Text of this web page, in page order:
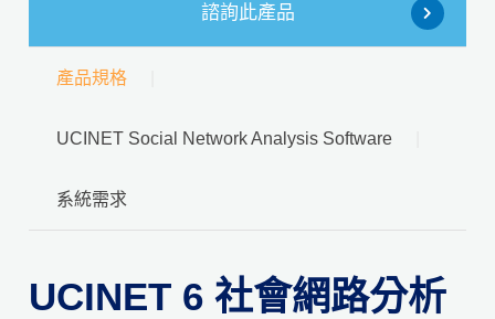
諮詢此產品
產品規格
UCINET Social Network Analysis Software
系統需求
UCINET 6 社會網路分析